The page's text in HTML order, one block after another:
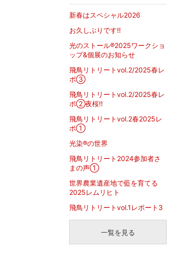
新春はスペシャル2026
お久しぶりです‼︎
光のストール®︎2025ワークショ
ップ&個展のお知らせ
飛鳥リトリートvol.2/2025春レ
ポ③
飛鳥リトリートvol.2/2025春レ
ポ②夜桜‼︎
飛鳥リトリートvol.2春2025レ
ポ①
光染®︎の世界
飛鳥リトリート2024参加者さ
まの声①
世界農業遺産地で藍を育てる
2025レムリヒト
飛鳥リトリートvol.1レポート3
一覧を見る